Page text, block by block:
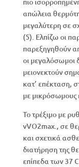
πιο
απώλεια
μεγαλύτερη σε
(5). Ελπίζω οι
παρεξηγηθούν
οι μεγαλόσωμοι
μειονεκτούν
κατ’ επέκταση,
με μικρόσωμους
Το τρέξιμο με
vVO2max., σε
και σχετικά
διατήρηση της
επίπεδα των 37